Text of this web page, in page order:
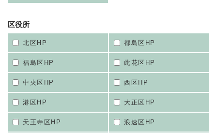
区役所
北区HP 都島区HP
福島区HP 此花区HP
中央区HP 西区HP
港区HP 大正区HP
天王寺区HP 浪速区HP